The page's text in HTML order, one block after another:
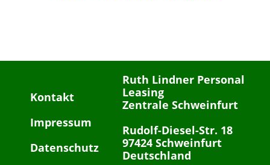
Kontakt
Impressum
Datenschutz
Ruth Lindner Personal
Leasing
Zentrale Schweinfurt
Rudolf-Diesel-Str. 18
97424 Schweinfurt
Deutschland